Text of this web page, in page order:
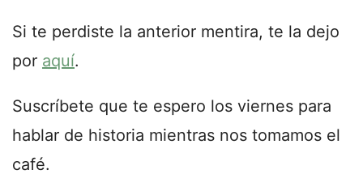
Si te perdiste la anterior mentira, te la dejo
por aquí.
Suscríbete que te espero los viernes para
hablar de historia mientras nos tomamos el
café.